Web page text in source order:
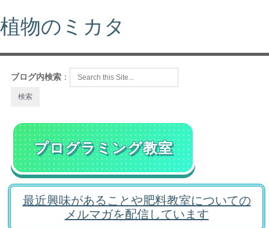
植物のミカタ
ブログ内検索 ：
プログラミング教室
最近興味があることや肥料教室についての
メルマガを配信しています